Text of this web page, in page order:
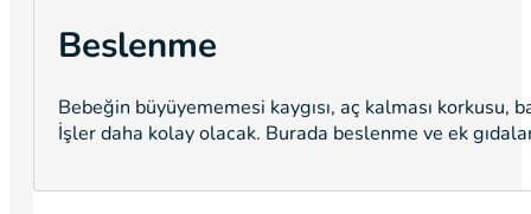
Beslenme
Bebeğin büyüyememesi kaygısı, aç kalması korkusu,
İşler daha kolay olacak. Burada beslenme ve ek